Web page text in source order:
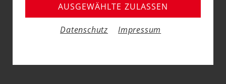
AUSGEWÄHLTE ZULASSEN
Datenschutz Impressum
UND IN DIE SCHWEIZ...
HIER DEN AKTUELLEN